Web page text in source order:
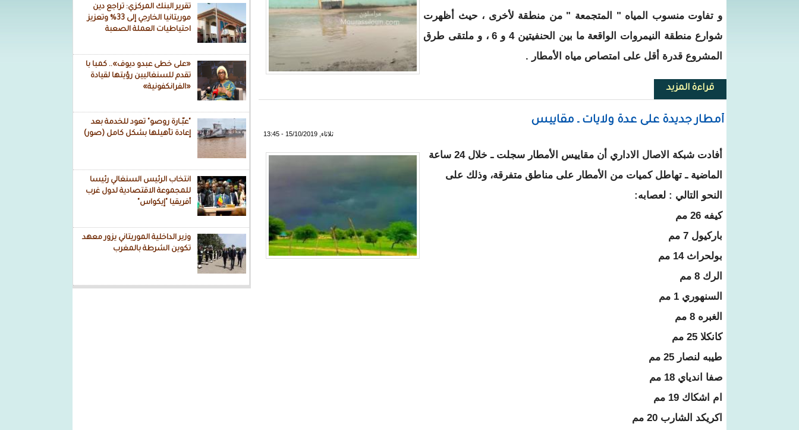
تقرير البنك المركزي: تراجع دين
موريتانيا الخارجي إلى 33% وتعزيز
احتياطيات العملة الصعبة
«على خطى عبدو ديوف».. كمبا با
تقدم للسنغاليين رؤيتها لقيادة
«الفرانكفونية»
"عبّـارة روصو" تعود للخدمة بعد
إعادة تأهيلها بشكل كامل (صور)
انتخاب الرئيس السنغالي رئيسا
للمجموعة الاقتصادية لدول غرب
أفريقيا "إيكواس"
وزير الداخلية الموريتاني يزور معهد
تكوين الشرطة بالمغرب
و تفاوت منسوب المياه " المتجمعة " من منطقة لأخرى ، حيث أظهرت
شوارع منطقة النيمروات الواقعة ما بين الحنفيتين 4 و 6 ، و ملتقى طرق
المشروع قدرة أقل على امتصاص مياه الأمطار .
قراءة المزيدحول رغم محدوديتها.. أمطار نواذيبو تخلف مستنقعات على أرصفة كبريات الشوارع - صور
أمطار جديدة على عدة ولايات ـ مقاييس
ثلاثاء, 15/10/2019 - 13:45
أفادت شبكة الاصال الاداري أن مقاييس الأمطار سجلت ـ خلال 24 ساعة
الماضية ـ تهاطل كميات من الأمطار على مناطق متفرقة، وذلك على
النحو التالي : لعصابه:
كيفه 26 مم
باركيول 7 مم
بولحراث 14 مم
الرك 8 مم
السنهوري 1 مم
الغبره 8 مم
كانكلا 25 مم
طيبه لنصار 25 مم
صفا اندياي 18 مم
ام اشكاك 19 مم
اكريكد الشارب 20 مم